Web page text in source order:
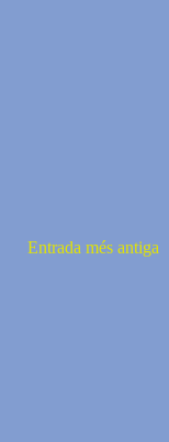
Entrada més antiga